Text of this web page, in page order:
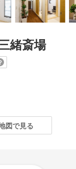
緒斎場
図で見る